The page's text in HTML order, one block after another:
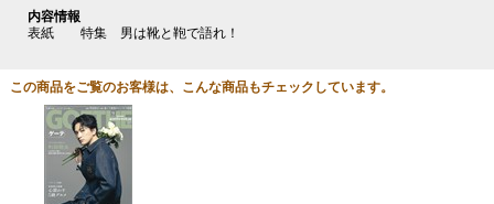
内容情報
表紙 特集 男は靴と鞄で語れ！
この商品をご覧のお客様は、こんな商品もチェックしています。